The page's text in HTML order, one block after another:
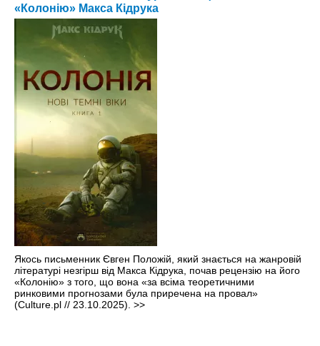
«Колонію» Макса Кідрука
Якось письменник Євген Положій, який знається на жанровій
літературі незгірш від Макса Кідрука, почав рецензію на його
«Колонію» з того, що вона «за всіма теоретичними
ринковими прогнозами була приречена на провал»
(Culture.pl // 23.10.2025). >>